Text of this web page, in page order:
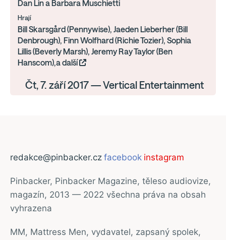
Dan Lin a Barbara Muschietti
Hrají
Bill Skarsgård (Pennywise), Jaeden Lieberher (Bill
Denbrough), Finn Wolfhard (Richie Tozier), Sophia
Lillis (Beverly Marsh), Jeremy Ray Taylor (Ben
Hanscom),a další
Čt, 7. září 2017 — Vertical Entertainment
redakce@pinbacker.cz facebook instagram
Pinbacker, Pinbacker Magazine, těleso audiovize,
magazín, 2013 — 2022 všechna práva na obsah
vyhrazena
MM, Mattress Men, vydavatel, zapsaný spolek,